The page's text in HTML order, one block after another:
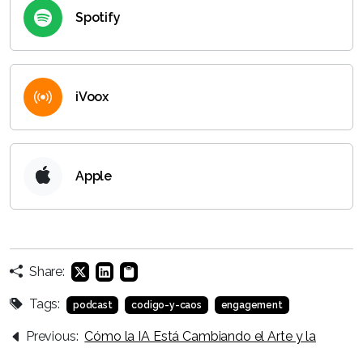
Spotify
iVoox
Apple
Share:
Tags: podcast codigo-y-caos engagement
Previous: Cómo la IA Está Cambiando el Arte y la